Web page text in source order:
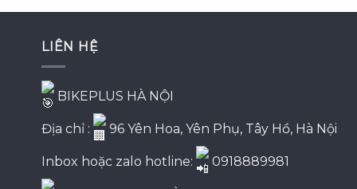
LIÊN HỆ
BIKEPLUS HÀ NỘI
Địa chỉ : 96 Yên Hoa, Yên Phụ, Tây Hồ, Hà Nội
Inbox hoặc zalo hotline: 0918889981